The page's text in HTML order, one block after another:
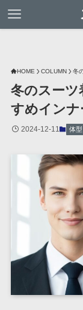
HOME COLUMN 冬
冬のスーツ
すめインナ
2024-12-11 体